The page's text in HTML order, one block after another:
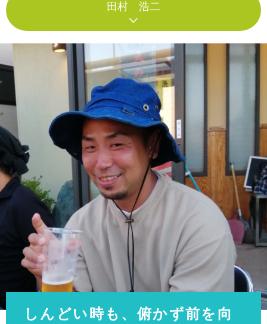
田村 浩二
しんどい時も、俯かず前を向